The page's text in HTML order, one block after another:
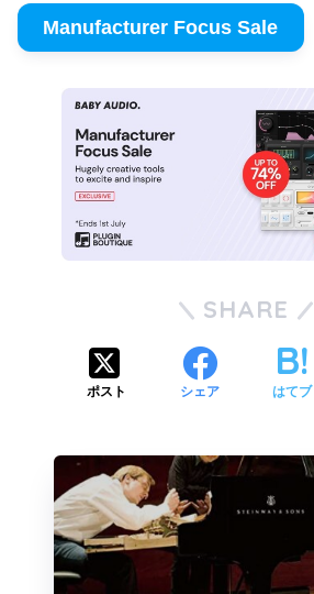
Manufacturer Focus Sale
SHARE
ポスト シェア はてブ